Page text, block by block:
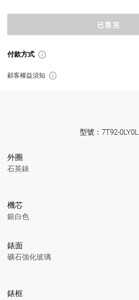
付款方式
已售完
顧客權益須知
型號：7T92-0LY0L
外圈
石英錶
機芯
銀白色
錶面
礦石強化玻璃
錶框